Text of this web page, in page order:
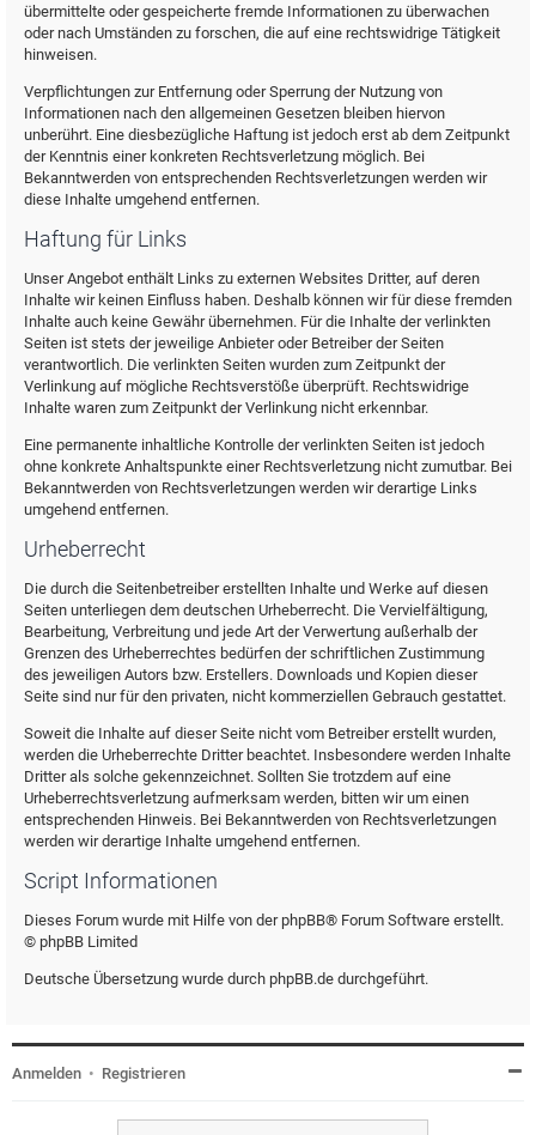
übermittelte oder gespeicherte fremde Informationen zu überwachen
oder nach Umständen zu forschen, die auf eine rechtswidrige Tätigkeit
hinweisen.
Verpflichtungen zur Entfernung oder Sperrung der Nutzung von
Informationen nach den allgemeinen Gesetzen bleiben hiervon
unberührt. Eine diesbezügliche Haftung ist jedoch erst ab dem Zeitpunkt
der Kenntnis einer konkreten Rechtsverletzung möglich. Bei
Bekanntwerden von entsprechenden Rechtsverletzungen werden wir
diese Inhalte umgehend entfernen.
Haftung für Links
Unser Angebot enthält Links zu externen Websites Dritter, auf deren
Inhalte wir keinen Einfluss haben. Deshalb können wir für diese fremden
Inhalte auch keine Gewähr übernehmen. Für die Inhalte der verlinkten
Seiten ist stets der jeweilige Anbieter oder Betreiber der Seiten
verantwortlich. Die verlinkten Seiten wurden zum Zeitpunkt der
Verlinkung auf mögliche Rechtsverstöße überprüft. Rechtswidrige
Inhalte waren zum Zeitpunkt der Verlinkung nicht erkennbar.
Eine permanente inhaltliche Kontrolle der verlinkten Seiten ist jedoch
ohne konkrete Anhaltspunkte einer Rechtsverletzung nicht zumutbar. Bei
Bekanntwerden von Rechtsverletzungen werden wir derartige Links
umgehend entfernen.
Urheberrecht
Die durch die Seitenbetreiber erstellten Inhalte und Werke auf diesen
Seiten unterliegen dem deutschen Urheberrecht. Die Vervielfältigung,
Bearbeitung, Verbreitung und jede Art der Verwertung außerhalb der
Grenzen des Urheberrechtes bedürfen der schriftlichen Zustimmung
des jeweiligen Autors bzw. Erstellers. Downloads und Kopien dieser
Seite sind nur für den privaten, nicht kommerziellen Gebrauch gestattet.
Soweit die Inhalte auf dieser Seite nicht vom Betreiber erstellt wurden,
werden die Urheberrechte Dritter beachtet. Insbesondere werden Inhalte
Dritter als solche gekennzeichnet. Sollten Sie trotzdem auf eine
Urheberrechtsverletzung aufmerksam werden, bitten wir um einen
entsprechenden Hinweis. Bei Bekanntwerden von Rechtsverletzungen
werden wir derartige Inhalte umgehend entfernen.
Script Informationen
Dieses Forum wurde mit Hilfe von der phpBB® Forum Software erstellt.
© phpBB Limited
Deutsche Übersetzung wurde durch phpBB.de durchgeführt.
Anmelden • Registrieren